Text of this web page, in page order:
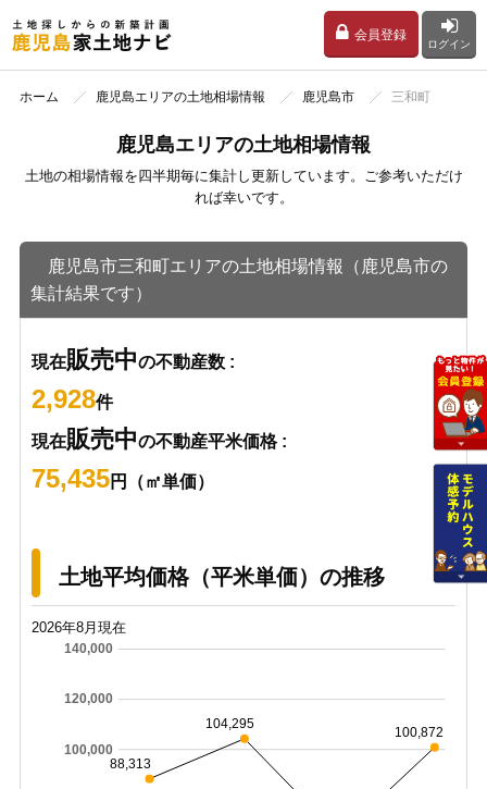
会員登録
ログイン
ホーム 鹿児島エリアの土地相場情報 鹿児島市 三和町
鹿児島エリアの土地相場情報
土地の相場情報を四半期毎に集計し更新しています。ご参考いただけ
れば幸いです。
鹿児島市三和町エリアの土地相場情報（鹿児島市の
集計結果です）
現在販売中の不動産数 :
2,928件
現在販売中の不動産平米価格 :
75,435円（㎡単価）
土地平均価格（平米単価）の推移
2026年8月現在
100,000
120,000
140,000
88,313
104,295
100,872